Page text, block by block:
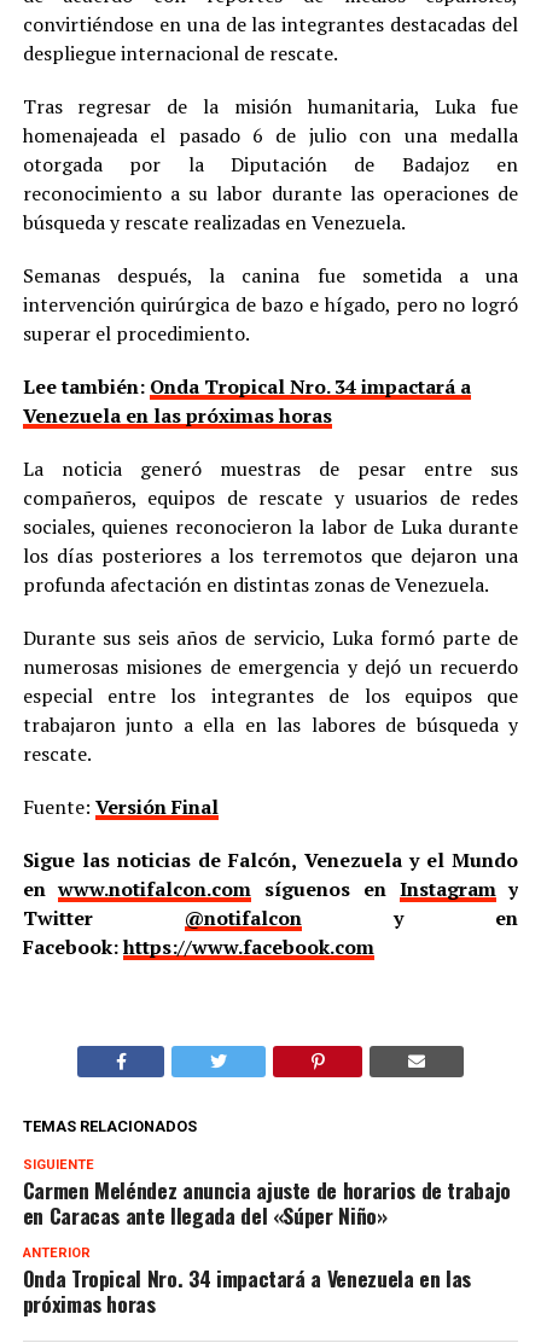
convirtiéndose en una de las integrantes destacadas del
despliegue internacional de rescate.
Tras regresar de la misión humanitaria, Luka fue
homenajeada el pasado 6 de julio con una medalla
otorgada por la Diputación de Badajoz en
reconocimiento a su labor durante las operaciones de
búsqueda y rescate realizadas en Venezuela.
Semanas después, la canina fue sometida a una
intervención quirúrgica de bazo e hígado, pero no logró
superar el procedimiento.
Lee también: Onda Tropical Nro. 34 impactará a
Venezuela en las próximas horas
La noticia generó muestras de pesar entre sus
compañeros, equipos de rescate y usuarios de redes
sociales, quienes reconocieron la labor de Luka durante
los días posteriores a los terremotos que dejaron una
profunda afectación en distintas zonas de Venezuela.
Durante sus seis años de servicio, Luka formó parte de
numerosas misiones de emergencia y dejó un recuerdo
especial entre los integrantes de los equipos que
trabajaron junto a ella en las labores de búsqueda y
rescate.
Fuente: Versión Final
Sigue las noticias de Falcón, Venezuela y el Mundo
enwww.notifalcon.com síguenos en Instagramy
Twitter @notifalcony en
Facebook:https://www.facebook.com
TEMAS RELACIONADOS
SIGUIENTE
Carmen Meléndez anuncia ajuste de horarios de trabajo
en Caracas ante llegada del «Súper Niño»
ANTERIOR
Onda Tropical Nro. 34 impactará a Venezuela en las
próximas horas